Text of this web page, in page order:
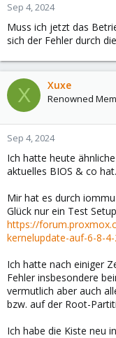
Sep 4, 2024
Muss ich jetzt das
sich der Fehler durch
X Xuxe
Renowned
Sep 4, 2024
Ich hatte heute
aktuelles BIOS & co hat.
Mir hat es durch
Glück nur ein Test
https://
kernelupdate-auf-6-8-
Ich hatte nach einiger
Fehler insbesondere
vermutlich aber auch
bzw. auf der Root-
Ich habe die Kiste neu